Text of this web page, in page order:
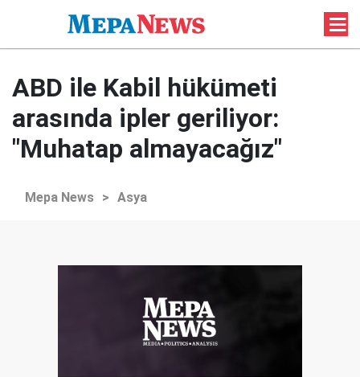
ABD ile Kabil hükümeti
arasında ipler geriliyor:
"Muhatap almayacağız"
Mepa News > Asya